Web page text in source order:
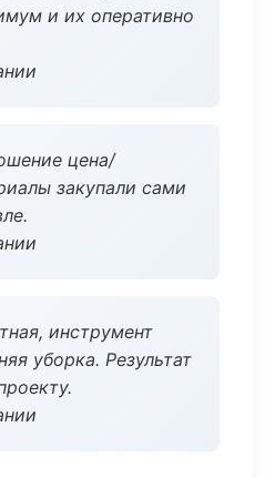
и их оперативно
цена/
закупали сами
инструмент
уборка. Результат